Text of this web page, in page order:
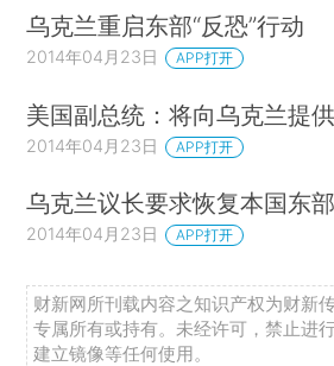
乌克兰重启东部“反恐”行动
2014年04月23日 APP打开
美国副总统：将向乌克兰提
2014年04月23日 APP打开
乌克兰议长要求恢复本国东
2014年04月23日 APP打开
财新网所刊载内容之知识产权为财新
专属所有或持有。未经许可，禁止进
建立镜像等任何使用。